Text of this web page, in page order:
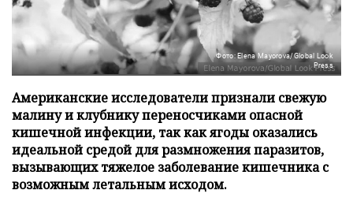
Фото: Elena Mayorova/Global Look
Press
Американские исследователи признали свежую
малину и клубнику переносчиками опасной
кишечной инфекции, так как ягоды оказались
идеальной средой для размножения паразитов,
вызывающих тяжелое заболевание кишечника с
возможным летальным исходом.